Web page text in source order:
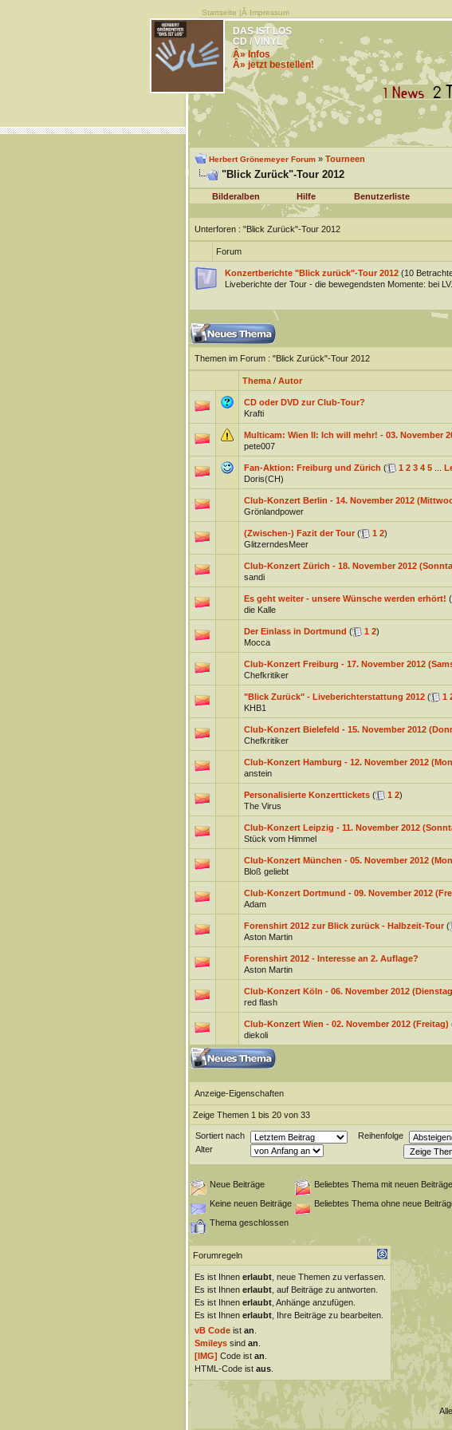
Startseite |Â Impressum
DAS IST LOS
CD / VINYL
Â» Infos
Â» jetzt bestellen!
Herbert Grönemeyer Forum» Tourneen
"Blick Zurück"-Tour 2012
Bilderalben Hilfe Benutzerliste
Unterforen: "Blick Zurück"-Tour 2012
Forum
Konzertberichte "Blick zurück"-Tour 2012 (10
Liveberichte der Tour - die bewegendsten Momente: bei
Themen im Forum: "Blick Zurück"-Tour 2012
Thema/ Autor
CD oder DVD zur Club-Tour?
Krafti
Multicam: Wien II: Ich will mehr! - 03. November
pete007
Fan-Aktion: Freiburg und Zürich ( 1 2 3 4 5...
Doris(CH)
Club-Konzert Berlin - 14. November 2012
Grönlandpower
(Zwischen-) Fazit der Tour ( 1 2)
GlitzerndesMeer
Club-Konzert Zürich - 18. November 2012
sandi
Es geht weiter - unsere Wünsche werden erhört! (
die Kalle
Der Einlass in Dortmund ( 1 2)
Mocca
Club-Konzert Freiburg - 17. November 2012
Chefkritiker
"Blick Zurück" - Liveberichterstattung 2012 ( 1
KHB1
Club-Konzert Bielefeld - 15. November 2012
Chefkritiker
Club-Konzert Hamburg - 12. November 2012
anstein
Personalisierte Konzerttickets ( 1 2)
The Virus
Club-Konzert Leipzig - 11. November 2012
Stück vom Himmel
Club-Konzert München - 05. November 2012
Bloß geliebt
Club-Konzert Dortmund - 09. November 2012
Adam
Forenshirt 2012 zur Blick zurück - Halbzeit-Tour (
Aston Martin
Forenshirt 2012 - Interesse an 2. Auflage?
Aston Martin
Club-Konzert Köln - 06. November 2012
red flash
Club-Konzert Wien - 02. November 2012 (Freitag)
diekoli
Anzeige-Eigenschaften
Zeige Themen 1 bis 20 von 33
Sortiert nach
Reihenfolge
Alter
Neue Beiträge
Beliebtes Thema mit neuen
Keine neuen Beiträge
Beliebtes Thema ohne neue
Thema geschlossen
Forumregeln
Es ist Ihnen erlaubt, neue Themen zu verfassen.
Es ist Ihnen erlaubt, auf Beiträge zu antworten.
Es ist Ihnen erlaubt, Anhänge anzufügen.
Es ist Ihnen erlaubt, Ihre Beiträge zu bearbeiten.
vB Codeist an
Smileyssind an
[IMG] Code ist an
HTML-Code ist aus.